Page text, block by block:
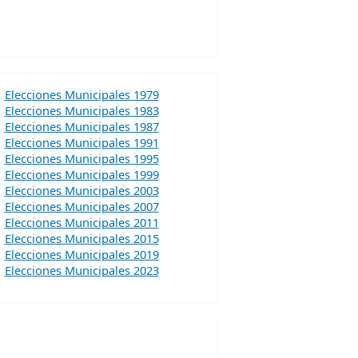
Elecciones Municipales 1979
Elecciones Municipales 1983
Elecciones Municipales 1987
Elecciones Municipales 1991
Elecciones Municipales 1995
Elecciones Municipales 1999
Elecciones Municipales 2003
Elecciones Municipales 2007
Elecciones Municipales 2011
Elecciones Municipales 2015
Elecciones Municipales 2019
Elecciones Municipales 2023